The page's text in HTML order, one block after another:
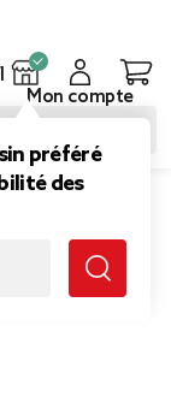
préféré
des
Mon compte